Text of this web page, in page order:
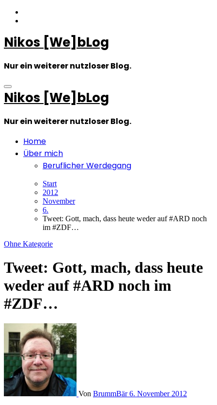
Zum
Inhalt
Nikos [We]bLog
Nur ein weiterer nutzloser Blog.
Nikos [We]bLog
Nur ein weiterer nutzloser Blog.
Home
Über mich
Beruflicher Werdegang
Start
2012
November
6.
Tweet: Gott, mach, dass heute weder auf #ARD noch
im #ZDF…
Ohne Kategorie
Tweet: Gott, mach, dass heute
weder auf #ARD noch im
#ZDF…
Von BrummBär6. November 2012